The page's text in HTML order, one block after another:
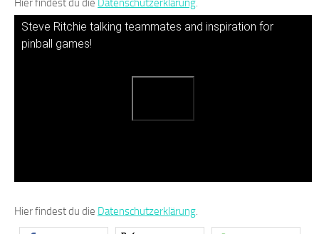
Steve Ritchie talking teammates and inspiration for
pinball games!
Hier findest du die Datenschutzerklärung.